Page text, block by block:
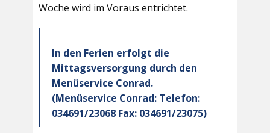
Woche wird im Voraus entrichtet.
In den Ferien erfolgt die
Mittagsversorgung durch den
Menüservice Conrad.
(Menüservice Conrad: Telefon:
034691/23068 Fax: 034691/23075)